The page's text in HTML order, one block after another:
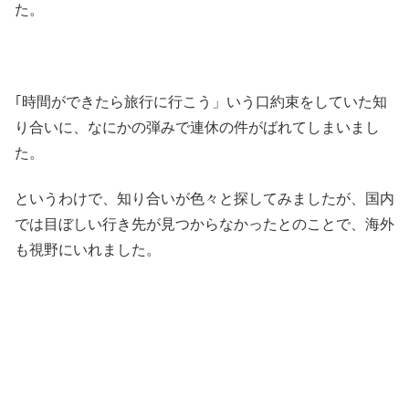
た。
｢時間ができたら旅行に行こう」いう口約束をしていた知
り合いに、なにかの弾みで連休の件がばれてしまいまし
た。
というわけで、知り合いが色々と探してみましたが、国内
では目ぼしい行き先が見つからなかったとのことで、海外
も視野にいれました。